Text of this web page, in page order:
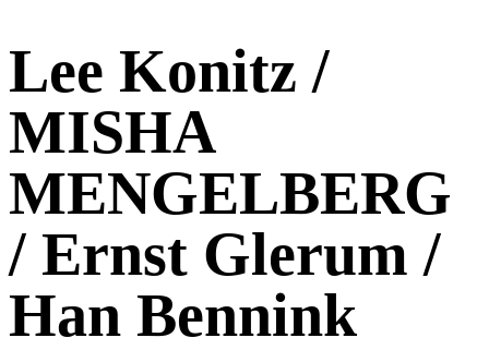
Lee Konitz /
MISHA
MENGELBERG
/ Ernst Glerum /
Han Bennink